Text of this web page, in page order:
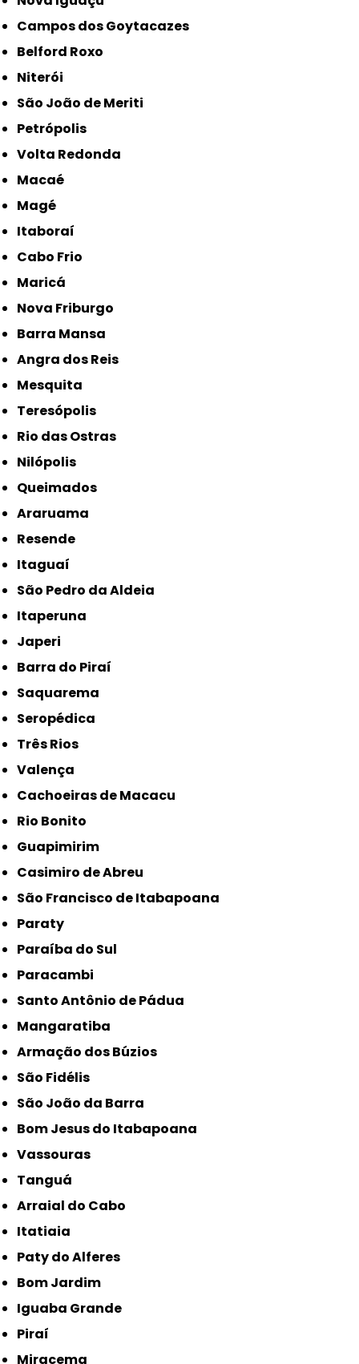
Campos dos Goytacazes
Belford Roxo
Niterói
São João de Meriti
Petrópolis
Volta Redonda
Macaé
Magé
Itaboraí
Cabo Frio
Maricá
Nova Friburgo
Barra Mansa
Angra dos Reis
Mesquita
Teresópolis
Rio das Ostras
Nilópolis
Queimados
Araruama
Resende
Itaguaí
São Pedro da Aldeia
Itaperuna
Japeri
Barra do Piraí
Saquarema
Seropédica
Três Rios
Valença
Cachoeiras de Macacu
Rio Bonito
Guapimirim
Casimiro de Abreu
São Francisco de Itabapoana
Paraty
Paraíba do Sul
Paracambi
Santo Antônio de Pádua
Mangaratiba
Armação dos Búzios
São Fidélis
São João da Barra
Bom Jesus do Itabapoana
Vassouras
Tanguá
Arraial do Cabo
Itatiaia
Paty do Alferes
Bom Jardim
Iguaba Grande
Piraí
Miracema